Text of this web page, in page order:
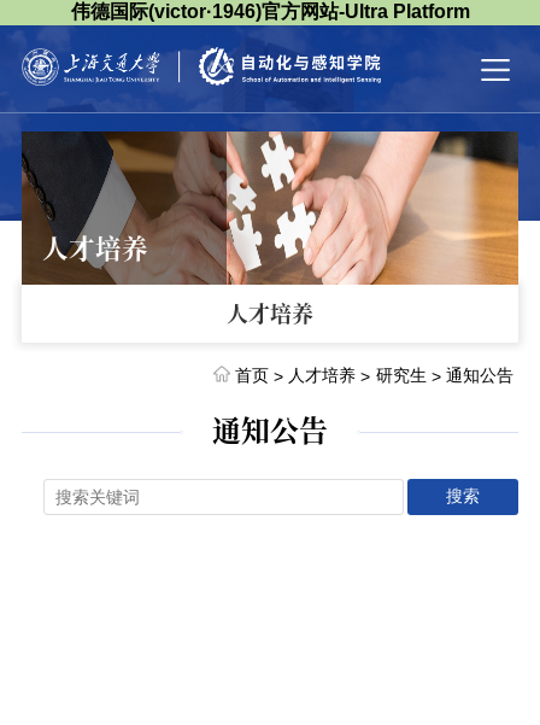
伟德国际(victor·1946)官方网站-Ultra Platform
人才培养
人才培养
首页 > 人才培养 > 研究生 > 通知公告
通知公告
搜索